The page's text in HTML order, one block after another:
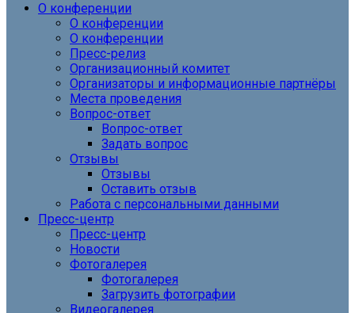
О конференции
О конференции
О конференции
Пресс-релиз
Организационный комитет
Организаторы и информационные партнёры
Места проведения
Вопрос-ответ
Вопрос-ответ
Задать вопрос
Отзывы
Отзывы
Оставить отзыв
Работа с персональными данными
Пресс-центр
Пресс-центр
Новости
Фотогалерея
Фотогалерея
Загрузить фотографии
Видеогалерея